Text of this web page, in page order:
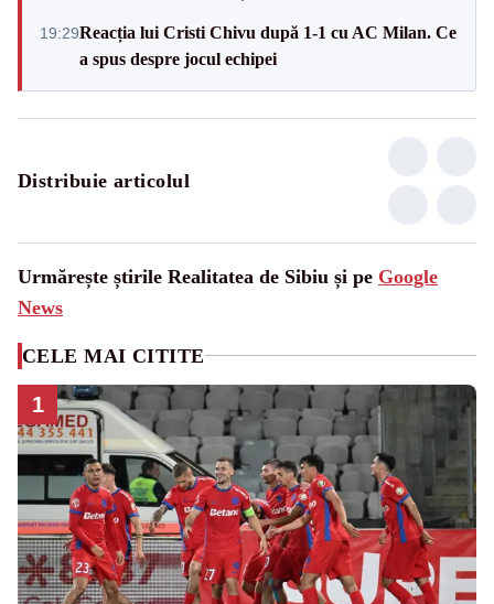
19:29Reacția lui Cristi Chivu după 1-1 cu AC Milan. Ce
a spus despre jocul echipei
Distribuie articolul
Urmărește știrile Realitatea de Sibiu și pe Google
News
CELE MAI CITITE
1